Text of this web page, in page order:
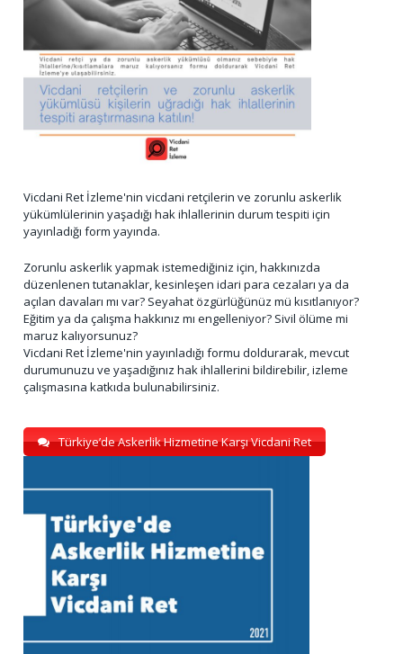
Vicdani Ret İzleme'nin vicdani retçilerin ve zorunlu askerlik
yükümlülerinin yaşadığı hak ihlallerinin durum tespiti için
yayınladığı form yayında.
Zorunlu askerlik yapmak istemediğiniz için, hakkınızda
düzenlenen tutanaklar, kesinleşen idari para cezaları ya da
açılan davaları mı var? Seyahat özgürlüğünüz mü kısıtlanıyor?
Eğitim ya da çalışma hakkınız mı engelleniyor? Sivil ölüme mi
maruz kalıyorsunuz?
Vicdani Ret İzleme'nin yayınladığı formu doldurarak, mevcut
durumunuzu ve yaşadığınız hak ihlallerini bildirebilir, izleme
çalışmasına katkıda bulunabilirsiniz.
Türkiye’de Askerlik Hizmetine Karşı Vicdani Ret